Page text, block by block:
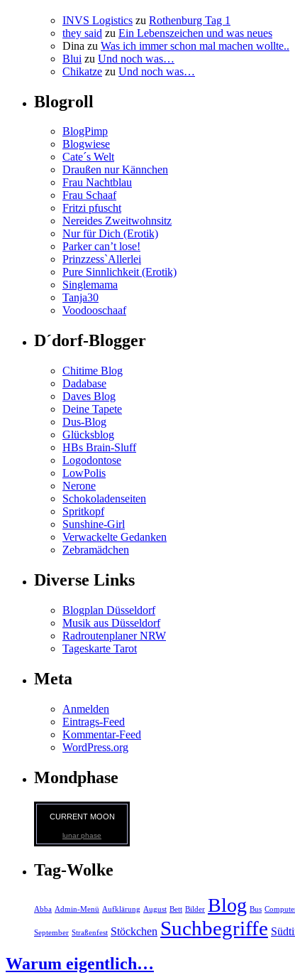
INVS Logistics zu Rothenburg Tag 1
they said zu Ein Lebenszeichen und was neues
Dina zu Was ich immer schon mal machen wollte..
Blui zu Und noch was…
Chikatze zu Und noch was…
Blogroll
BlogPimp
Blogwiese
Cate´s Welt
Draußen nur Kännchen
Frau Nachtblau
Frau Schaaf
Fritzi pfuscht
Nereides Zweitwohnsitz
Nur für Dich (Erotik)
Parker can’t lose!
Prinzzess`Allerlei
Pure Sinnlichkeit (Erotik)
Singlemama
Tanja30
Voodooschaaf
D´dorf-Blogger
Chitime Blog
Dadabase
Daves Blog
Deine Tapete
Dus-Blog
Glücksblog
HBs Brain-Sluff
Logodontose
LowPolis
Nerone
Schokoladenseiten
Spritkopf
Sunshine-Girl
Verwackelte Gedanken
Zebramädchen
Diverse Links
Blogplan Düsseldorf
Musik aus Düsseldorf
Radroutenplaner NRW
Tageskarte Tarot
Meta
Anmelden
Eintrags-Feed
Kommentar-Feed
WordPress.org
Mondphase
CURRENT MOON
lunar phase
Tag-Wolke
Abba Admin-Menü Aufklärung August Bett Bilder Blog Bus
September Straßenfest Stöckchen Suchbegriffe
Warum eigentlich…